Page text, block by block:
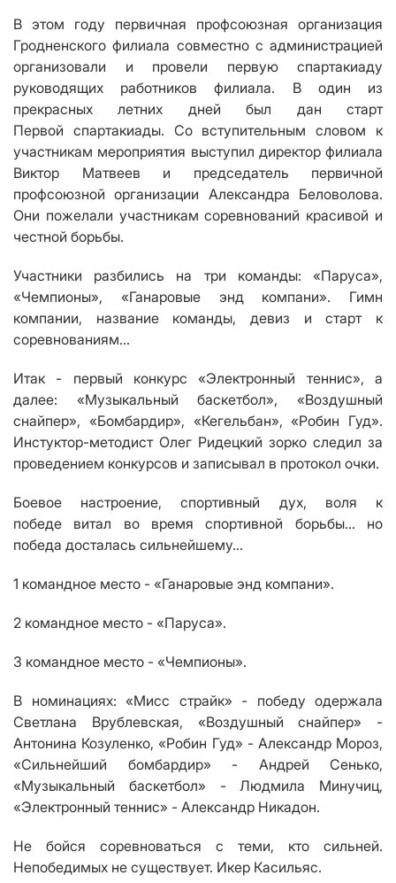
В этом году первичная профсоюзная организация
Гродненского филиала совместно с администрацией
организовали и провели первую спартакиаду
руководящих работников филиала. В один из
прекрасных летних дней был дан старт
Первой спартакиады. Со вступительным словом к
участникам мероприятия выступил директор филиала
Виктор Матвеев и председатель первичной
профсоюзной организации Александра Беловолова.
Они пожелали участникам соревнований красивой и
честной борьбы.
Участники разбились на три команды:«Паруса»,
«Чемпионы», «Ганаровые энд компани». Гимн
компании, название команды, девиз и старт к
соревнованиям...
Итак - первый конкурс«Электронный теннис», а
далее: «Музыкальный баскетбол»,«Воздушный
снайпер», «Бомбардир», «Кегельбан»,«Робин Гуд».
Инстуктор-методист Олег Ридецкий зорко следил за
проведением конкурсов и записывал в протокол очки.
Боевое настроение, спортивный дух, воля к
победе
витал во время спортивной борьбы... но
победа досталась сильнейшему...
1 командное место - «Ганаровые энд компани».
2 командное место - «Паруса».
3 командное место - «Чемпионы».
В номинациях: «Мисс страйк» - победу одержала
Светлана Врублевская, «Воздушныйснайпер» -
Антонина Козуленко,«Робин Гуд» - Александр Мороз,
«Сильнейший бомбардир» - Андрей Сенько,
«Музыкальный баскетбол» - Людмила Минучиц,
«Электронный теннис» - Александр Никадон.
Не бойся соревноваться с теми, кто сильней.
Непобедимых не существует. Икер Касильяс.